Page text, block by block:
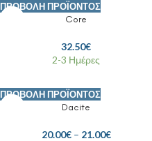
ΠΡΟΒΟΛΉ ΠΡΟΪΌΝΤΟΣ
Core
32.50€
2-3 Ημέρες
ΠΡΟΒΟΛΉ ΠΡΟΪΌΝΤΟΣ
Dacite
20.00€ – 21.00€